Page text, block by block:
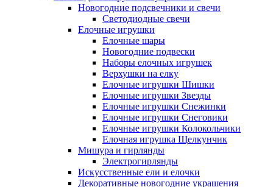
Новогодние подсвечники и свечи
Светодиодные свечи
Елочные игрушки
Елочные шары
Новогодние подвески
Наборы елочных игрушек
Верхушки на елку
Елочные игрушки Шишки
Елочные игрушки Звезды
Елочные игрушки Снежинки
Елочные игрушки Снеговики
Елочные игрушки Колокольчики
Елочная игрушка Щелкунчик
Мишура и гирлянды
Электрогирлянды
Искусственные ели и елочки
Декоративные новогодние украшения